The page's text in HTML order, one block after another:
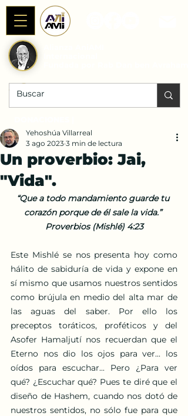
Un proverbio: Jai,
"Vida".
Yehoshúa Villarreal
3 ago 2023 3 min de lectura
“Que a todo mandamiento guarde tu
corazón porque de él sale la vida.”
Proverbios (Mishlé) 4:23
Este Mishlé se nos presenta hoy como
hálito de sabiduría de vida y expone en
sí mismo que usamos nuestros sentidos
como brújula en medio del alta mar de
las aguas del saber. Por ello los
preceptos toráticos, proféticos y del
Asofer Hamaljutí nos recuerdan que el
Eterno nos dio los ojos para ver... los
oídos para escuchar... Pero ¿Para ver
qué? ¿Escuchar qué? Pues te diré que el
diseño de Hashem, cuando nos dotó de
nuestros sentidos, no sólo fue para que